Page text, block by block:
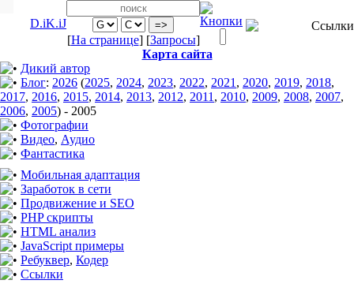
D.iK.iJ
[На странице] [Запросы]
Карта сайта
Дикий автор
Блог: 2026 (2025, 2024, 2023, 2022, 2021 , 2020, 2019, 2018,
2017, 2016, 2015, 2014, 2013, 2012, 2011 , 2010, 2009, 2008, 2007,
2006, 2005) - 2005
Фотографии
Видео, Аудио
Фантастика
Мобильная адаптация
Заработок в сети
Продвижение и SEO
PHP скрипты
HTML анализ
JavaScript примеры
Ребуквер, Кодер
Ссылки